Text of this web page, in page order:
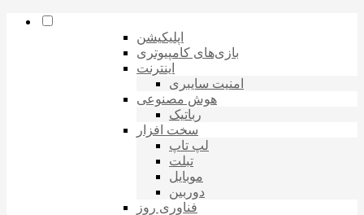
اپلیکیشن
بازی‌های کامپیوتری
اینترنت
امنیت سایبری
هوش مصنوعی
رباتیک
سخت افزار
لپ تاپ
تبلت
موبایل
دوربین
فناوری روز